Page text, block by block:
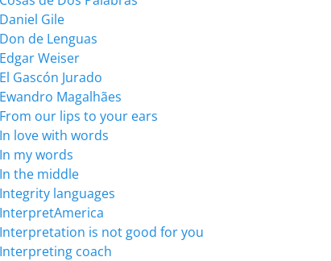
Daniel Gile
Don de Lenguas
Edgar Weiser
El Gascón Jurado
Ewandro Magalhães
From our lips to your ears
In love with words
In my words
In the middle
Integrity languages
InterpretAmerica
Interpretation is not good for you
Interpreting coach